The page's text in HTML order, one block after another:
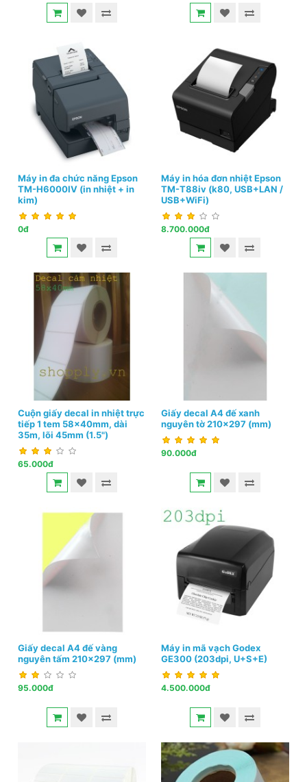
Máy in đa chức năng Epson
TM-H6000IV (in nhiệt + in
kim)
0đ
Máy in hóa đơn nhiệt Epson
TM-T88iv (k80, USB+LAN /
USB+WiFi)
8.700.000đ
Cuộn giấy decal in nhiệt trực
tiếp 1 tem 58x40mm, dài
35m, lõi 45mm (1.5")
65.000đ
Giấy decal A4 đế xanh
nguyên tờ 210x297 (mm)
90.000đ
Giấy decal A4 đế vàng
nguyên tấm 210x297 (mm)
95.000đ
Máy in mã vạch Godex
GE300 (203dpi, U+S+E)
4.500.000đ